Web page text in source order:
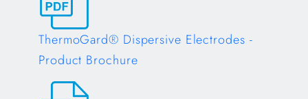
ThermoGard® Dispersive Electrodes -
Product Brochure
Opens in a new tab